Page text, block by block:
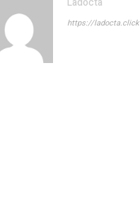
https://ladocta.click